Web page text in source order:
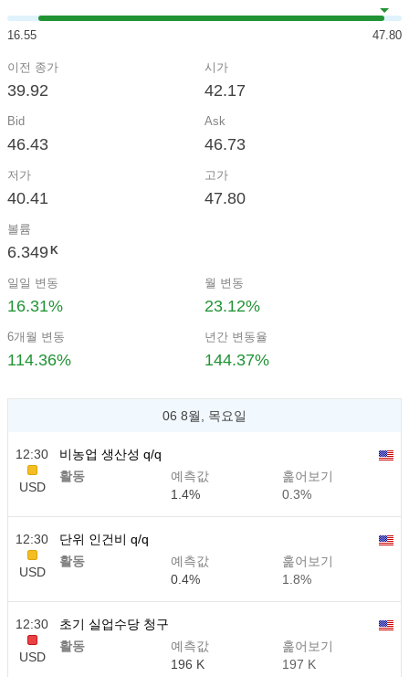
16.55 47.80
이전 종가
39.92
시가
42.17
Bid
46.43
Ask
46.73
저가
40.41
고가
47.80
볼륨
6.349 K
일일 변동
16.31%
월 변동
23.12%
6개월 변동
114.36%
년간 변동율
144.37%
06 8월, 목요일
12:30
USD
비농업 생산성 q/q
활동
예측값
1.4%
훑어보기
0.3%
12:30
USD
단위 인건비 q/q
활동
예측값
0.4%
훑어보기
1.8%
12:30
USD
초기 실업수당 청구
활동
예측값
196 K
훑어보기
197 K